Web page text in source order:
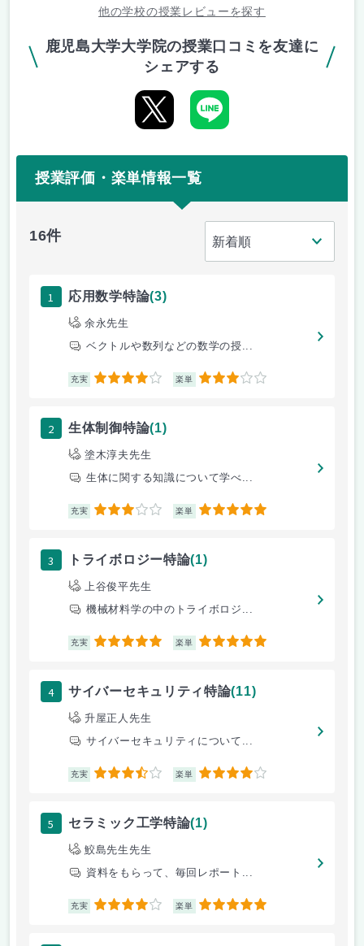
他の学校の授業レビューを探す
鹿児島大学大学院の授業口コミを友達に
シェアする
授業評価・楽単情報一覧
16件
1 応用数学特論(3)
余永先生
ベクトルや数列などの数学の授...
充実 4 楽単 3
2 生体制御特論(1)
塗木淳夫先生
生体に関する知識について学べ...
充実 3 楽単 5
3 トライボロジー特論(1)
上谷俊平先生
機械材料学の中のトライボロジ...
充実 5 楽単 5
4 サイバーセキュリティ特論(11)
升屋正人先生
サイバーセキュリティについて...
充実 3.5 楽単 4
5 セラミック工学特論(1)
鮫島先生先生
資料をもらって、毎回レポート...
充実 4 楽単 5